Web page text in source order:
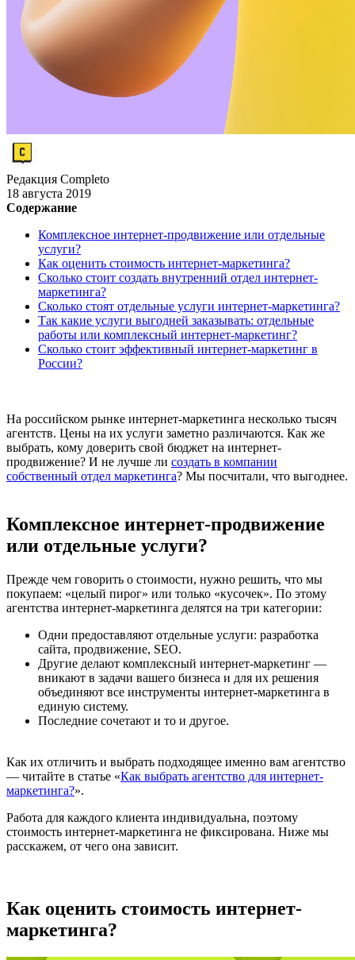
Редакция Completo
18 августа 2019
Содержание
Комплексное интернет-продвижение или отдельные
услуги?
Как оценить стоимость интернет-маркетинга?
Сколько стоит создать внутренний отдел интернет-
маркетинга?
Сколько стоят отдельные услуги интернет-маркетинга?
Так какие услуги выгодней заказывать: отдельные
работы или комплексный интернет-маркетинг?
Сколько стоит эффективный интернет-маркетинг в
России?
На российском рынке интернет-маркетинга несколько тысяч
агентств. Цены на их услуги заметно различаются. Как же
выбрать, кому доверить свой бюджет на интернет-
продвижение? И не лучше ли создать в компании
собственный отдел маркетинга? Мы посчитали, что выгоднее.
Комплексное интернет-продвижение
или отдельные услуги?
Прежде чем говорить о стоимости, нужно решить, что мы
покупаем: «целый пирог» или только «кусочек». По этому
агентства интернет-маркетинга делятся на три категории:
Одни предоставляют отдельные услуги: разработка
сайта, продвижение, SEO.
Другие делают комплексный интернет-маркетинг —
вникают в задачи вашего бизнеса и для их решения
объединяют все инструменты интернет-маркетинга в
единую систему.
Последние сочетают и то и другое.
Как их отличить и выбрать подходящее именно вам агентство
— читайте в статье «Как выбрать агентство для интернет-
маркетинга?».
Работа для каждого клиента индивидуальна, поэтому
стоимость интернет-маркетинга не фиксирована. Ниже мы
расскажем, от чего она зависит.
Как оценить стоимость интернет-
маркетинга?